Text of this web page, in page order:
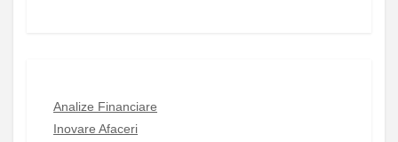
Analize Financiare
Inovare Afaceri